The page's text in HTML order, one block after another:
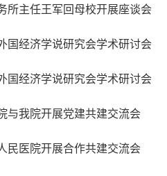
所主任王军回母校开展座谈会
国经济学说研究会学术研讨会
国经济学说研究会学术研讨会
与我院开展党建共建交流会
民医院开展合作共建交流会